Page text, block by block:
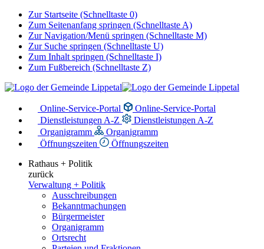
Zur Startseite (Schnelltaste 0)
Zum Seitenanfang springen (Schnelltaste A)
Zur Navigation/Menü springen (Schnelltaste M)
Zur Suche springen (Schnelltaste U)
Zum Inhalt springen (Schnelltaste I)
Zum Fußbereich (Schnelltaste Z)
Online-Service-Portal
Online-Service-Portal
Dienstleistungen A-Z
Dienstleistungen A-Z
Organigramm
Organigramm
Öffnungszeiten
Öffnungszeiten
Rathaus + Politik
zurück
Verwaltung + Politik
Ausschreibungen
Bekanntmachungen
Bürgermeister
Organigramm
Ortsrecht